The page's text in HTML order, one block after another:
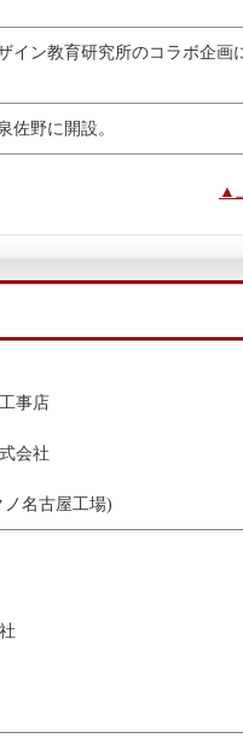
イン教育研究所のコラボ企画
佐野に開設。
▲
事店
会社
ノ名古屋工場)